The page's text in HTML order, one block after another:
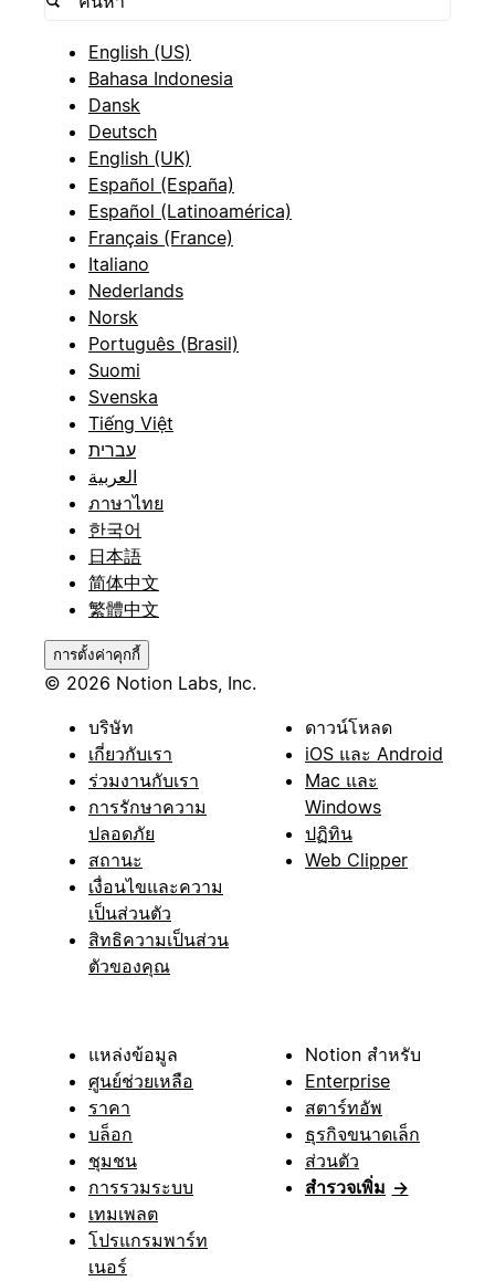
English (US)
Bahasa Indonesia
Dansk
Deutsch
English (UK)
Español (España)
Español (Latinoamérica)
Français (France)
Italiano
Nederlands
Norsk
Português (Brasil)
Suomi
Svenska
Tiếng Việt
עברית
العربية
ภาษาไทย
한국어
日本語
简体中文
繁體中文
การตั้งค่าคุกกี้
© 2026 Notion Labs, Inc.
บริษัท
เกี่ยวกับเรา
ร่วมงานกับเรา
การรักษาความ
ปลอดภัย
สถานะ
เงื่อนไขและความ
เป็นส่วนตัว
สิทธิความเป็นส่วน
ตัวของคุณ
ดาวน์โหลด
iOS และ Android
Mac และ
Windows
ปฏิทิน
Web Clipper
แหล่งข้อมูล
ศูนย์ช่วยเหลือ
ราคา
บล็อก
ชุมชน
การรวมระบบ
เทมเพลต
โปรแกรมพาร์ท
เนอร์
Notion สำหรับ
Enterprise
สตาร์ทอัพ
ธุรกิจขนาดเล็ก
ส่วนตัว
สำรวจเพิ่ม →